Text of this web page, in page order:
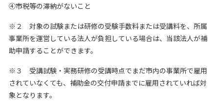
④市税等の滞納がないこと
※２ 対象の試験または研修の受験手数料または受講料を、所属
事業所を運営している法人が負担している場合は、当該法人が補
助申請することができます。
※３ 受講試験・実務研修の受講時点でまだ市内の事業所で雇用
されていなくても、補助金の交付申請までに雇用されていれば対
象となります。